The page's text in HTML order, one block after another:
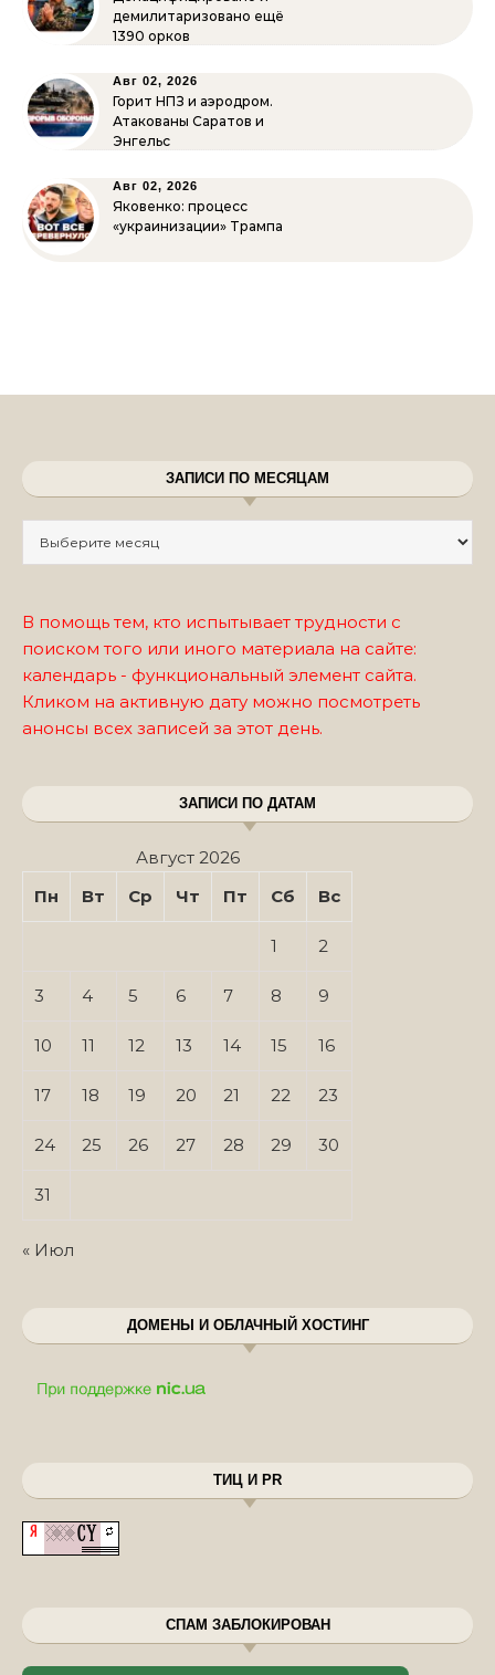
демилитаризовано ещё
1390 орков
Авг 02, 2026
Горит НПЗ и аэродром.
Атакованы Саратов и
Энгельс
Авг 02, 2026
Яковенко: процесс
«украинизации» Трампа
ЗАПИСИ ПО МЕСЯЦАМ
В помощь тем, кто испытывает трудности с
поиском того или иного материала на сайте:
календарь - функциональный элемент сайта.
Кликом на активную дату можно посмотреть
анонсы всех записей за этот день.
ЗАПИСИ ПО ДАТАМ
Август 2026
Пн
Вт Ср Чт Пт Сб Вс
1 2
3 4 5 6 7 8 9
10 11 12 13 14 15 16
17 18 19 20 21 22 23
24 25 26 27 28 29 30
31
« Июл
ДОМЕНЫ И ОБЛАЧНЫЙ ХОСТИНГ
ТИЦ И PR
СПАМ ЗАБЛОКИРОВАН